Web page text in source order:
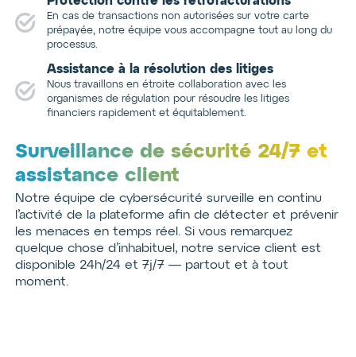
En cas de transactions non autorisées sur votre carte
prépayée, notre équipe vous accompagne tout au long du
processus.
Assistance à la résolution des litiges
Nous travaillons en étroite collaboration avec les
organismes de régulation pour résoudre les litiges
financiers rapidement et équitablement.
Surveillance de sécurité 24/7 et
assistance client
Notre équipe de cybersécurité surveille en continu
l’activité de la plateforme afin de détecter et prévenir
les menaces en temps réel. Si vous remarquez
quelque chose d’inhabituel, notre service client est
disponible 24h/24 et 7j/7 — partout et à tout
moment.